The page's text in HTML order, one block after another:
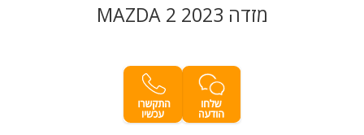
מזדה MAZDA 2 2023